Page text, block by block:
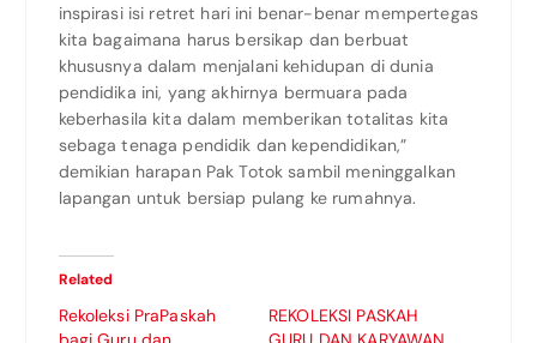
inspirasi isi retret hari ini benar-benar mempertegas
kita bagaimana harus bersikap dan berbuat
khususnya dalam menjalani kehidupan di dunia
pendidika ini, yang akhirnya bermuara pada
keberhasila kita dalam memberikan totalitas kita
sebaga tenaga pendidik dan kependidikan,”
demikian harapan Pak Totok sambil meninggalkan
lapangan untuk bersiap pulang ke rumahnya.
Related
Rekoleksi PraPaskah
REKOLEKSI PASKAH